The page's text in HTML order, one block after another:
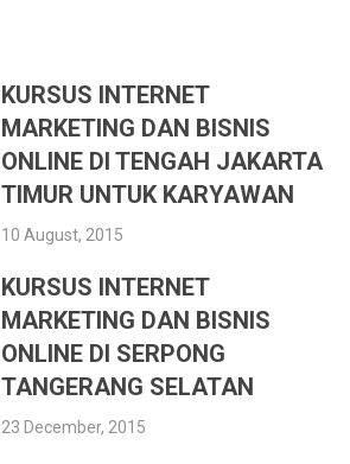
KURSUS INTERNET
MARKETING DAN BISNIS
ONLINE DI TENGAH JAKARTA
TIMUR UNTUK KARYAWAN
10 August, 2015
KURSUS INTERNET
MARKETING DAN BISNIS
ONLINE DI SERPONG
TANGERANG SELATAN
23 December, 2015